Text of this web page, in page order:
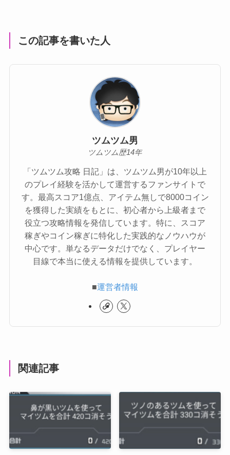
この記事を書いた人
ツムツム男
ツムツム歴14年
「ツムツム攻略 日記」は、ツムツム男が10年以上
のプレイ経験を活かして運営するファンサイトで
す。最高スコア1億点、アイテム無しで8000コイン
を獲得した実績をもとに、初心者から上級者まで
役立つ攻略情報を発信しています。特に、スコア
稼ぎやコイン稼ぎに特化した実践的なノウハウが
中心です。単なるデータだけでなく、プレイヤー
目線で本当に使える情報を提供しています。
■運営者情報
関連記事